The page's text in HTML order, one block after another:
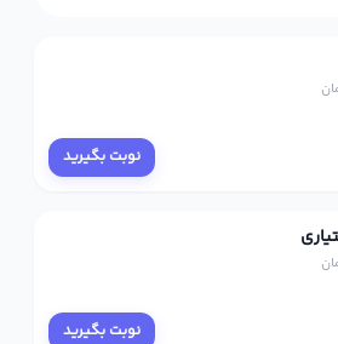
نوبت بگیرید
نوبت بگیرید